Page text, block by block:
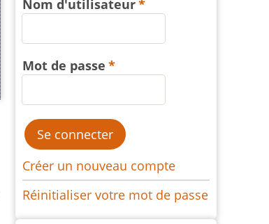
Nom d'utilisateur
Mot de passe
Créer un nouveau compte
Réinitialiser votre mot de passe